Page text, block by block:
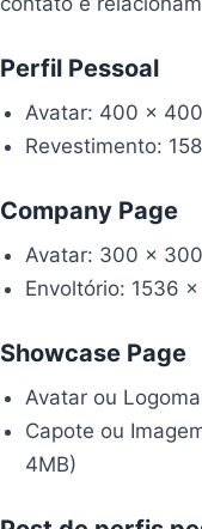
Perfil Pessoal
Avatar: 400 x
Revestimento:
Company Page
Avatar: 300 x
Envoltório: 1536
Showcase Page
Avatar ou
Capote ou
4MB)